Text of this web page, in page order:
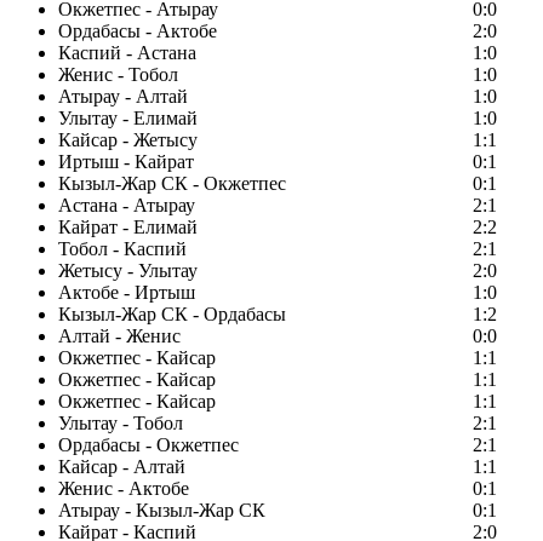
Окжетпес - Атырау
0:0
Ордабасы - Актобе
2:0
Каспий - Астана
1:0
Женис - Тобол
1:0
Атырау - Алтай
1:0
Улытау - Елимай
1:0
Кайсар - Жетысу
1:1
Иртыш - Кайрат
0:1
Кызыл-Жар СК - Окжетпес
0:1
Астана - Атырау
2:1
Кайрат - Елимай
2:2
Тобол - Каспий
2:1
Жетысу - Улытау
2:0
Актобе - Иртыш
1:0
Кызыл-Жар СК - Ордабасы
1:2
Алтай - Женис
0:0
Окжетпес - Кайсар
1:1
Окжетпес - Кайсар
1:1
Окжетпес - Кайсар
1:1
Улытау - Тобол
2:1
Ордабасы - Окжетпес
2:1
Кайсар - Алтай
1:1
Женис - Актобе
0:1
Атырау - Кызыл-Жар СК
0:1
Кайрат - Каспий
2:0